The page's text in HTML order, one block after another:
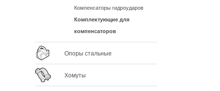
Компенсаторы гидроударов
Комплектующие для
компенсаторов
Опоры стальные
Хомуты